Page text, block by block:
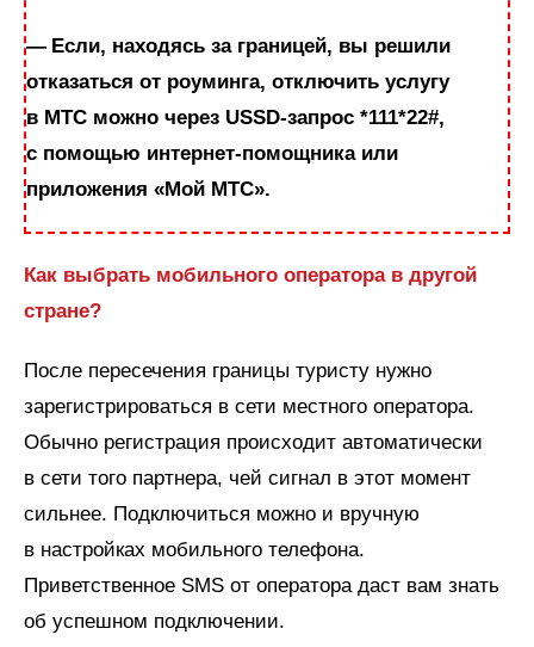
— Если, находясь за границей, вы решили
отказаться от роуминга, отключить услугу
в МТС можно через USSD-запрос *111*22#,
с помощью интернет-помощника или
приложения «Мой МТС».
Как выбрать мобильного оператора в другой
стране?
После пересечения границы туристу нужно
зарегистрироваться в сети местного оператора.
Обычно регистрация происходит автоматически
в сети того партнера, чей сигнал в этот момент
сильнее. Подключиться можно и вручную
в настройках мобильного телефона.
Приветственное SMS от оператора даст вам знать
об успешном подключении.